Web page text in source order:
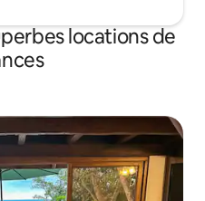
locations de